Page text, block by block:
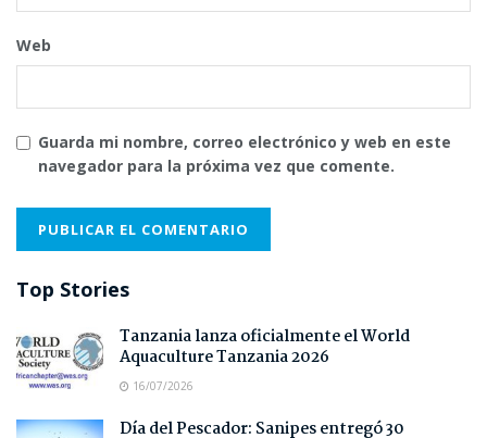
Web
Guarda mi nombre, correo electrónico y web en este
navegador para la próxima vez que comente.
Top Stories
Tanzania lanza oficialmente el World
Aquaculture Tanzania 2026
16/07/2026
Día del Pescador: Sanipes entregó 30